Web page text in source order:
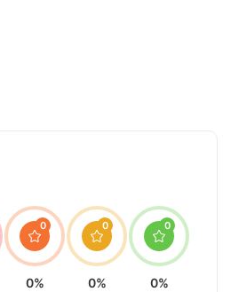
0
0%
0
0%
0
0%